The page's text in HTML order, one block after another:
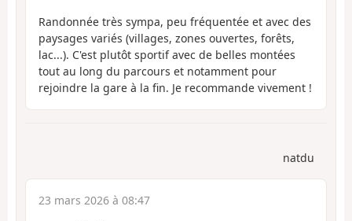
Randonnée très sympa, peu fréquentée et avec des
paysages variés (villages, zones ouvertes, forêts,
lac...). C'est plutôt sportif avec de belles montées
tout au long du parcours et notamment pour
rejoindre la gare à la fin. Je recommande vivement !
natdu
23 mars 2026 à 08:47